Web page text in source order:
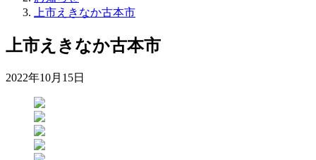
上市えきなか古本市
上市えきなか古本市
2022年10月15日